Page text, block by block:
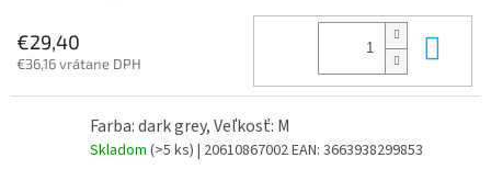
€29,40
€36,16 vrátane DPH
Farba: dark grey, Veľkosť: M
Skladom (>5 ks) | 20610867002EAN: 3663938299853